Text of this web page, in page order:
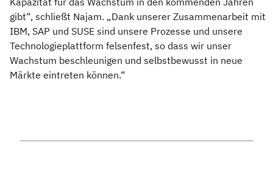
gibt“, schließt Najam. „Dank unserer Zusammenarbeit mit
IBM, SAP und SUSE sind unsere Prozesse und unsere
Technologieplattform felsenfest, so dass wir unser
Wachstum beschleunigen und selbstbewusst in neue
Märkte eintreten können.“